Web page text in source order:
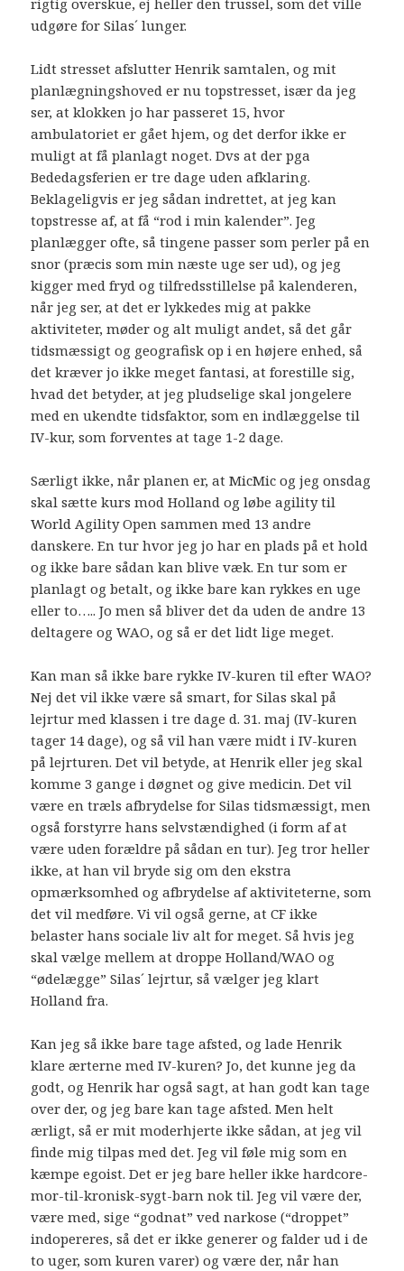
udgøre for Silas´ lunger.
Lidt stresset afslutter Henrik samtalen, og mit
planlægningshoved er nu topstresset, især da jeg
ser, at klokken jo har passeret 15, hvor
ambulatoriet er gået hjem, og det derfor ikke er
muligt at få planlagt noget. Dvs at der pga
Bededagsferien er tre dage uden afklaring.
Beklageligvis er jeg sådan indrettet, at jeg kan
topstresse af, at få “rod i min kalender”. Jeg
planlægger ofte, så tingene passer som perler på en
snor (præcis som min næste uge ser ud), og jeg
kigger med fryd og tilfredsstillelse på kalenderen,
når jeg ser, at det er lykkedes mig at pakke
aktiviteter, møder og alt muligt andet, så det går
tidsmæssigt og geografisk op i en højere enhed, så
det kræver jo ikke meget fantasi, at forestille sig,
hvad det betyder, at jeg pludselige skal jongelere
med en ukendte tidsfaktor, som en indlæggelse til
IV-kur, som forventes at tage 1-2 dage.
Særligt ikke, når planen er, at MicMic og jeg onsdag
skal sætte kurs mod Holland og løbe agility til
World Agility Open sammen med 13 andre
danskere. En tur hvor jeg jo har en plads på et hold
og ikke bare sådan kan blive væk. En tur som er
planlagt og betalt, og ikke bare kan rykkes en uge
eller to….. Jo men så bliver det da uden de andre 13
deltagere og WAO, og så er det lidt lige meget.
Kan man så ikke bare rykke IV-kuren til efter WAO?
Nej det vil ikke være så smart, for Silas skal på
lejrtur med klassen i tre dage d. 31. maj (IV-kuren
tager 14 dage), og så vil han være midt i IV-kuren
på lejrturen. Det vil betyde, at Henrik eller jeg skal
komme 3 gange i døgnet og give medicin. Det vil
være en træls afbrydelse for Silas tidsmæssigt, men
også forstyrre hans selvstændighed (i form af at
være uden forældre på sådan en tur). Jeg tror heller
ikke, at han vil bryde sig om den ekstra
opmærksomhed og afbrydelse af aktiviteterne, som
det vil medføre. Vi vil også gerne, at CF ikke
belaster hans sociale liv alt for meget. Så hvis jeg
skal vælge mellem at droppe Holland/WAO og
“ødelægge” Silas´ lejrtur, så vælger jeg klart
Holland fra.
Kan jeg så ikke bare tage afsted, og lade Henrik
klare ærterne med IV-kuren? Jo, det kunne jeg da
godt, og Henrik har også sagt, at han godt kan tage
over der, og jeg bare kan tage afsted. Men helt
ærligt, så er mit moderhjerte ikke sådan, at jeg vil
finde mig tilpas med det. Jeg vil føle mig som en
kæmpe egoist. Det er jeg bare heller ikke hardcore-
mor-til-kronisk-sygt-barn nok til. Jeg vil være der,
være med, sige “godnat” ved narkose (“droppet”
indopereres, så det er ikke generer og falder ud i de
to uger, som kuren varer) og være der, når han